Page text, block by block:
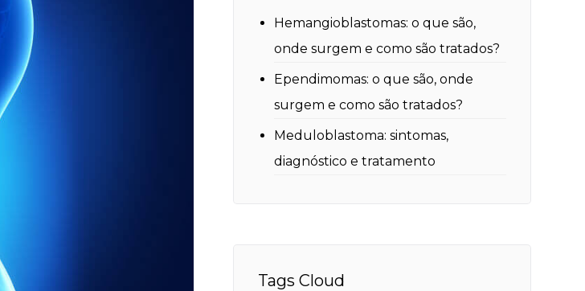
Hemangioblastomas: o que são,
onde surgem e como são tratados?
Ependimomas: o que são, onde
surgem e como são tratados?
Meduloblastoma: sintomas,
diagnóstico e tratamento
Tags Cloud